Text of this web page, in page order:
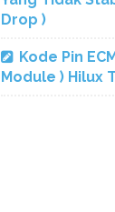
Drop )
Kode Pin
Module ) Hilux